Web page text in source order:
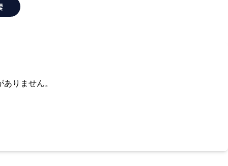
りません。